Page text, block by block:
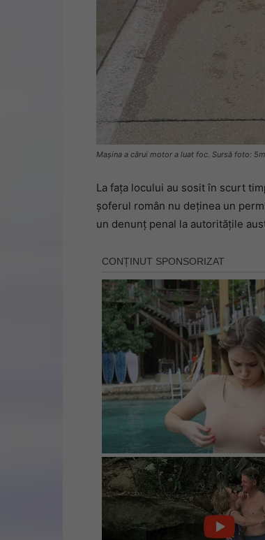
Mașina a cărui motor a luat foc. Sursă foto:
La fața locului au sosit în scurt
șoferul român nu deținea un
un denunț penal la autoritățile